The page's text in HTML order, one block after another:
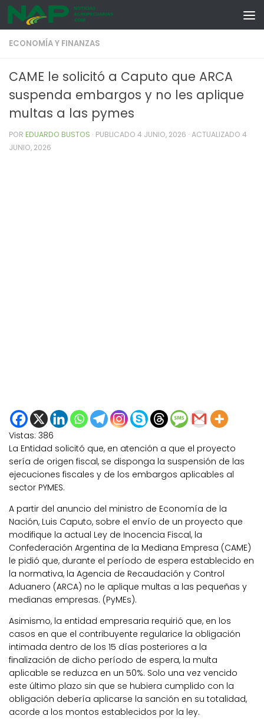
Skip to content
ECONOMÍA Y FINANZAS
CAME le solicitó a Caputo que ARCA
suspenda embargos y no les aplique
multas a las pymes
POR EDUARDO BUSTOS · PUBLICADO 4 JUNIO, 2026 · ACTUALIZADO 4
JUNIO, 2026
Vistas: 386
La Entidad solicitó que, en atención a que el proyecto
sería de origen fiscal, se disponga la suspensión de las
ejecuciones fiscales y de los embargos aplicables al
sector PYMES.
A partir del anuncio del ministro de Economía de la
Nación, Luis Caputo, sobre el envío de un proyecto que
modifique la actual Ley de Inocencia Fiscal, la
Confederación Argentina de la Mediana Empresa (CAME)
le pidió que, durante el período de espera establecido en
la normativa, la Agencia de Recaudación y Control
Aduanero (ARCA) no le aplique multas a las pequeñas y
medianas empresas. (PyMEs).
Asimismo, la entidad empresaria requirió que, en los
casos en que el contribuyente regularice la obligación
intimada dentro de los 15 días posteriores a la
finalización de dicho período de espera, la multa
aplicable se reduzca en un 50%. Solo una vez vencido
este último plazo sin que se hubiera cumplido con la
obligación debería aplicarse la sanción en su totalidad,
acorde a los montos establecidos por la ley.